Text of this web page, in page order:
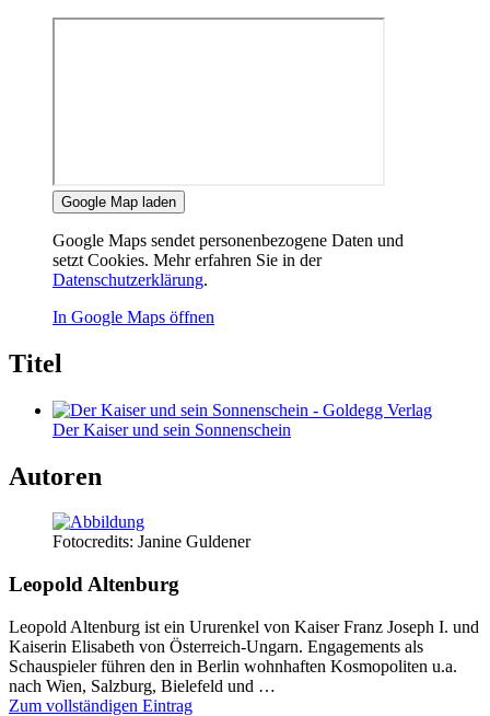
Google Map laden
Google Maps sendet personenbezogene Daten und
setzt Cookies. Mehr erfahren Sie in der
Datenschutzerklärung.
In Google Maps öffnen
Titel
Der Kaiser und sein Sonnenschein
Autoren
Fotocredits: Janine Guldener
Leopold Altenburg
Leopold Altenburg ist ein Ururenkel von Kaiser Franz Joseph I. und
Kaiserin Elisabeth von Österreich-Ungarn. Engagements als
Schauspieler führen den in Berlin wohnhaften Kosmopoliten u.a.
nach Wien, Salzburg, Bielefeld und …
Zum vollständigen Eintrag